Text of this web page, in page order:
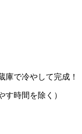
で冷やして完成！
す時間を除く）